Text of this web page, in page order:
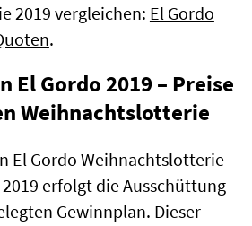
2019 vergleichen: El Gordo
.
El Gordo 2019 – Preise
Weihnachtslotterie
El Gordo Weihnachtslotterie
erfolgt die Ausschüttung
Gewinnplan. Dieser